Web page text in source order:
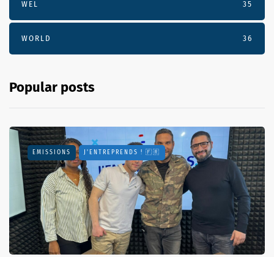
WEL 35
WORLD 36
Popular posts
EMISSIONS J'ENTREPRENDS ! 🇫🇷